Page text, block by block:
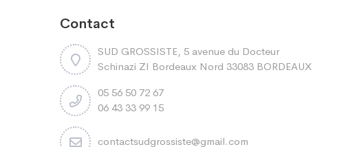
Contact
SUD GROSSISTE, 5 avenue du Docteur
Schinazi ZI Bordeaux Nord 33083 BORDEAUX
05 56 50 72 67
06 43 33 99 15
contactsudgrossiste@gmail.com